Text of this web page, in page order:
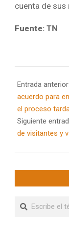
cuenta de
Fuente: TN
07-
28
Entrada anterior:
acuerdo para
el proceso
Siguiente
de visitantes y
Buscar